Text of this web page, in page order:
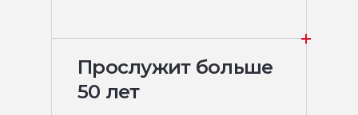
Прослужит больше
50 лет